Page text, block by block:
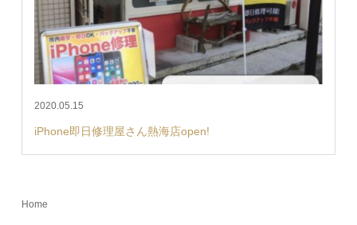
2020.05.15
iPhone即日修理屋さん熱海店open!
Home